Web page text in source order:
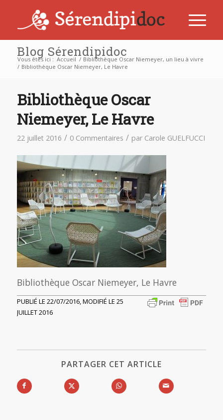
Blog Sérendipidoc
Vous êtes ici : Accueil / Bibliothèque Oscar Niemeyer, un lieu à vivre
/ Bibliothèque Oscar Niemeyer, Le Havre
Bibliothèque Oscar
Niemeyer, Le Havre
22 juillet 2016 / 0 Commentaires / par Carole GUELFUCCI
Bibliothèque Oscar Niemeyer, Le Havre
PUBLIÉ LE 22/07/2016, MODIFIÉ LE 25
JUILLET 2016
PARTAGER CET ARTICLE